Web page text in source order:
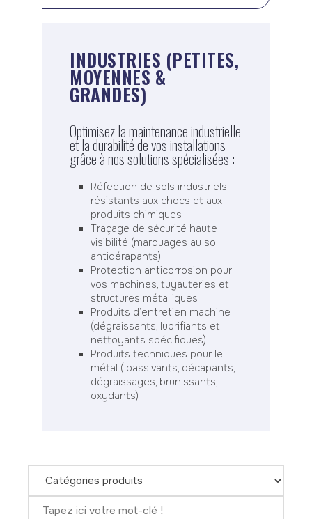
INDUSTRIES (PETITES,
MOYENNES &
GRANDES)
Optimisez la maintenance industrielle
et la durabilité de vos installations
grâce à nos solutions spécialisées :
Réfection de sols industriels
résistants aux chocs et aux
produits chimiques
Traçage de sécurité haute
visibilité (marquages au sol
antidérapants)
Protection anticorrosion pour
vos machines, tuyauteries et
structures métalliques
Produits d’entretien machine
(dégraissants, lubrifiants et
nettoyants spécifiques)
Produits techniques pour le
métal ( passivants, décapants,
dégraissages, brunissants,
oxydants)